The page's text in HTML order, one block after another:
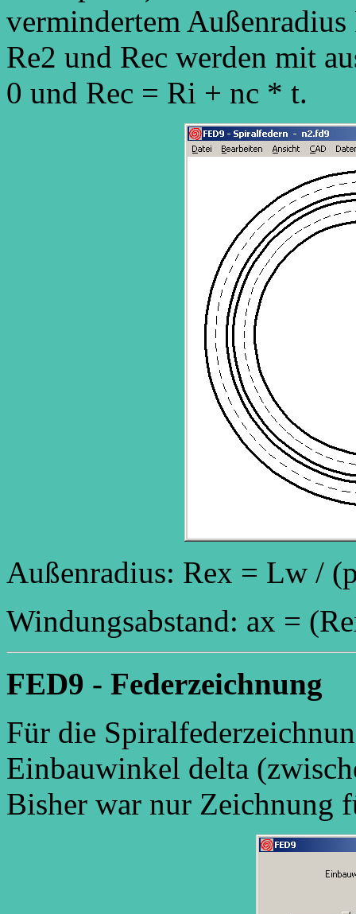
vermindertem
Re2 und Rec werden mit
0 und Rec = Ri + nc * t.
Außenradius: Rex = Lw /
Windungsabstand: ax =
FED9 - Federzeichnung
Für die
Einbauwinkel delta
Bisher war nur Zeichnung